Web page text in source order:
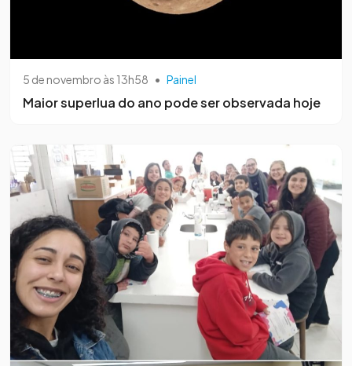
5 de novembro às 13h58 • Painel
Maior superlua do ano pode ser observada hoje